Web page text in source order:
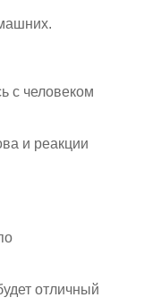
с человеком
и реакции
отличный